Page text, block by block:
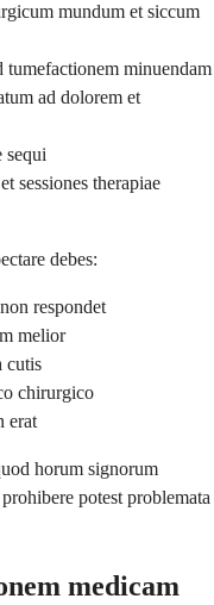
mundum et siccum
tumefactionem minuendam
ad dolorem et
sequi
sessiones therapiae
debes:
respondet
melior
cutis
chirurgico
erat
horum signorum
potest problemata
medicam